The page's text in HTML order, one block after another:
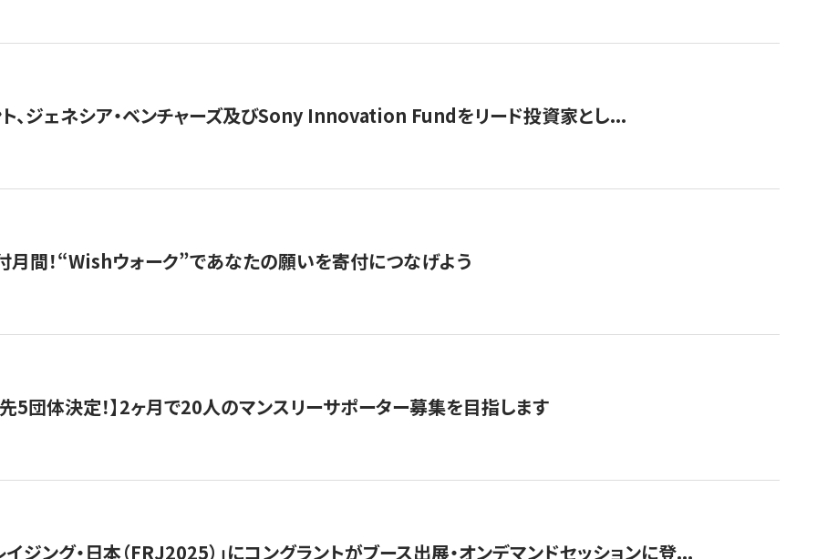
、ジェネシア・ベンチャーズ及びSony Innovation Fundをリード投資家とし...
月間！“Wishウォーク”であなたの願いを寄付につなげよう
5団体決定！】2ヶ月で20人のマンスリーサポーター募集を目指します
イジング・日本（FRJ2025）」にコングラントがブース出展・オンデマンドセッションに登...